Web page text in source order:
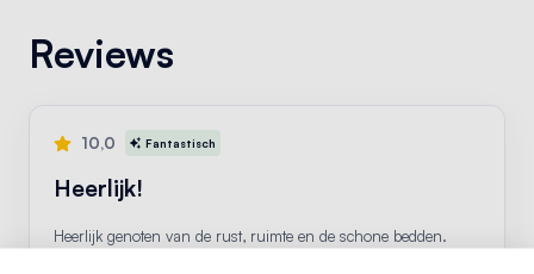
Reviews
10,0 Fantastisch
Heerlijk!
Heerlijk genoten van de rust, ruimte en de schone bedden.